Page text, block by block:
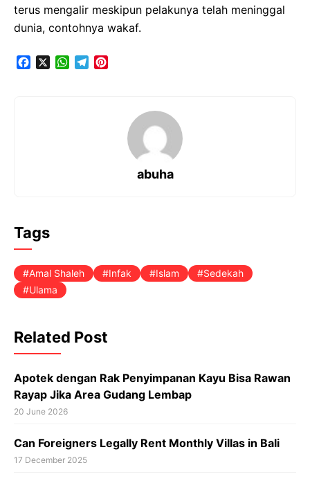
terus mengalir meskipun pelakunya telah meninggal
dunia, contohnya wakaf.
W
abuha
Tags
Amal Shaleh Infak Islam
Sedekah
Ulama
Related Post
Apotek dengan Rak Penyimpanan Kayu Bisa Rawan
Rayap Jika Area Gudang Lembap
20 June 2026
Can Foreigners Legally Rent Monthly Villas in Bali
17 December 2025